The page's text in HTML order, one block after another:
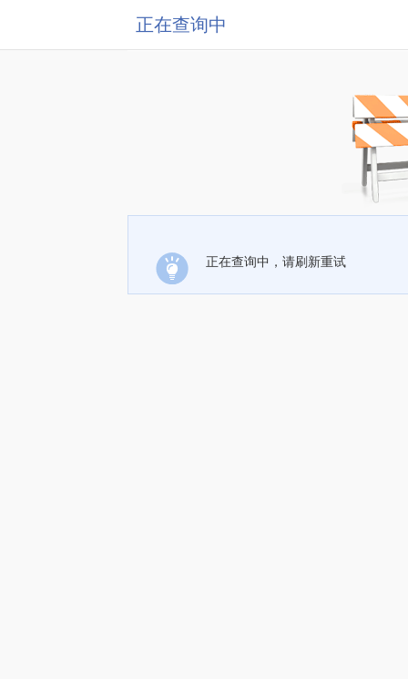
正在查询中
正在查询中，请刷新重试